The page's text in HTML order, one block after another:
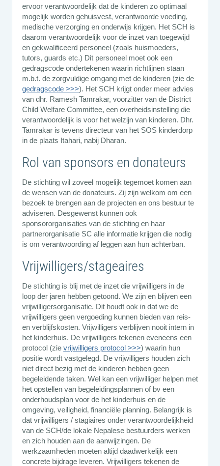
ervoor verantwoordelijk dat de kinderen zo optimaal
mogelijk worden gehuisvest, verantwoorde voeding,
medische verzorging en onderwijs krijgen. Het SCH is
daarom verantwoordelijk voor de inzet van toegewijd
en gekwalificeerd personeel (zoals huismoeders,
tutors, guards etc.) Dit personeel moet ook een
gedragscode ondertekenen waarin richtlijnen staan
m.b.t. de zorgvuldige omgang met de kinderen (zie de
gedragscode >>>). Het SCH krijgt onder meer advies
van dhr. Ramesh Tamrakar, voorzitter van de District
Child Welfare Committee, een overheidsinstelling die
verantwoordelijk is voor het welzijn van kinderen. Dhr.
Tamrakar is tevens directeur van het SOS kinderdorp
in de plaats Itahari, nabij Dharan.
Rol van sponsors en donateurs
De stichting wil zoveel mogelijk tegemoet komen aan
de wensen van de donateurs. Zij zijn welkom om een
bezoek te brengen aan de projecten en ons bestuur te
adviseren. Desgewenst kunnen ook
sponsororganisaties van de stichting en haar
partnerorganisatie SC alle informatie krijgen die nodig
is om verantwoording af leggen aan hun achterban.
Vrijwilligers/stageaires
De stichting is blij met de inzet die vrijwilligers in de
loop der jaren hebben getoond. We zijn en blijven een
vrijwilligersorganisatie. Dit houdt ook in dat we de
vrijwilligers geen vergoeding kunnen bieden van reis-
en verblijfskosten. Vrijwilligers verblijven nooit intern in
het kinderhuis. De vrijwilligers tekenen eveneens een
protocol (zie vrijwilligers protocol >>>) waarin hun
positie wordt vastgelegd. De vrijwilligers houden zich
niet direct bezig met de kinderen hebben geen
begeleidende taken. Wel kan een vrijwilliger helpen met
het opstellen van begeleidingsplannen of bv een
onderhoudsplan voor de het kinderhuis en de
omgeving, veiligheid, financiële planning. Belangrijk is
dat vrijwilligers / stagiaires onder verantwoordelijkheid
van de SCH/de lokale Nepalese bestuurders werken
en zich houden aan de aanwijzingen. De
werkzaamheden moeten altijd daadwerkelijk een
concrete bijdrage leveren. Vrijwilligers tekenen de